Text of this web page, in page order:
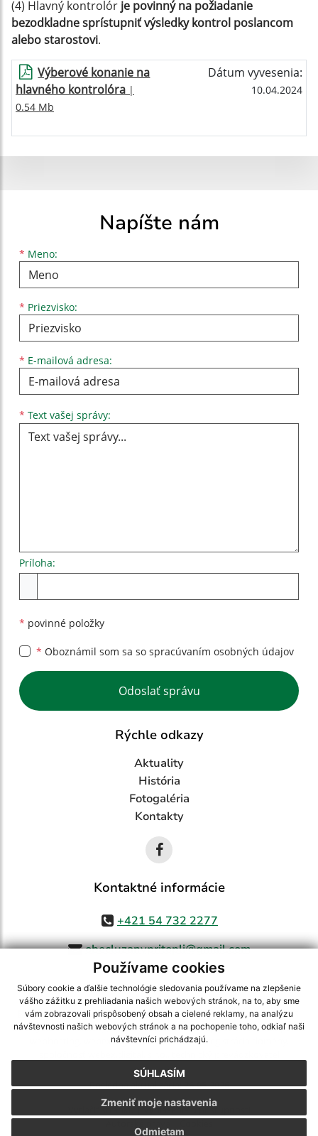
Používame cookies
Súbory cookie a ďalšie technológie sledovania používame na zlepšenie
vášho zážitku z prehliadania našich webových stránok, na to, aby sme
vám zobrazovali prispôsobený obsah a cielené reklamy, na analýzu
návštevnosti našich webových stránok a na pochopenie toho, odkiaľ naši
návštevníci prichádzajú.
SÚHLASÍM
Odmietam
Zmeniť moje nastavenia
(4) Hlavný kontrolór je povinný na požiadanie
bezodkladne sprístupniť výsledky kontrol poslancom
alebo starostovi.
Výberové konanie na
hlavného kontrolóra |
0.54 Mb
Dátum vyvesenia:
10.04.2024
Napíšte nám
* Meno:
Meno
* Priezvisko:
Priezvisko
* E-mailová adresa:
E-mailová adresa
* Text vašej správy:
Príloha:
* povinné položky
* Oboznámil som sa so spracúvaním osobných údajov
Google reCaptcha Response
Odoslať správu
Rýchle odkazy
Aktuality
História
Fotogaléria
Kontakty
Kontaktné informácie
+421 54 732 2277
obecluzanypritopli@gmail.com
využite možnosť získavania aktuálnych informácií s využitím RSS
CMS systém (redakčný) systém ECHELON 2,Mapa stránok,web portál
webex.digital, s.r.o.,domény,registrácia domény
Posledná aktualizácia:26.05.2026
Vytlačiť stránku|Vyhlásenie o prístupnosti